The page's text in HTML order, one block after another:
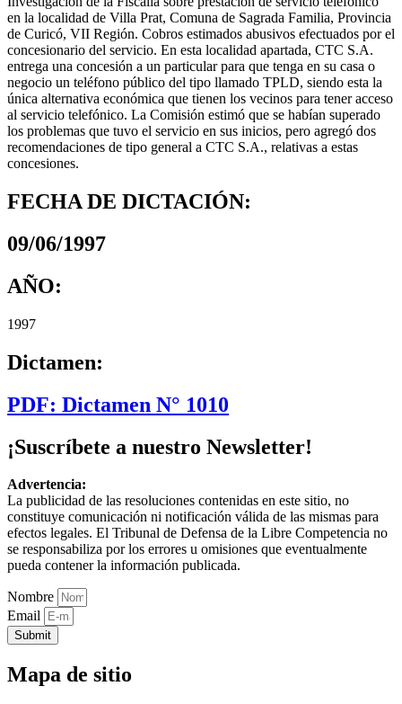
en la localidad de Villa Prat, Comuna de Sagrada Familia, Provincia
de Curicó, VII Región. Cobros estimados abusivos efectuados por el
concesionario del servicio. En esta localidad apartada, CTC S.A.
entrega una concesión a un particular para que tenga en su casa o
negocio un teléfono público del tipo llamado TPLD, siendo esta la
única alternativa económica que tienen los vecinos para tener acceso
al servicio telefónico. La Comisión estimó que se habían superado
los problemas que tuvo el servicio en sus inicios, pero agregó dos
recomendaciones de tipo general a CTC S.A., relativas a estas
concesiones.
FECHA DE DICTACIÓN:
09/06/1997
AÑO:
1997
Dictamen:
PDF: Dictamen N° 1010
¡Suscríbete a nuestro Newsletter!
Advertencia:
La publicidad de las resoluciones contenidas en este sitio, no
constituye comunicación ni notificación válida de las mismas para
efectos legales. El Tribunal de Defensa de la Libre Competencia no
se responsabiliza por los errores u omisiones que eventualmente
pueda contener la información publicada.
Nombre
Email
Submit
Mapa de sitio